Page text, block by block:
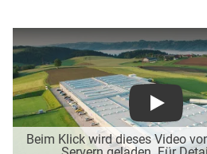
Beim Klick wird dieses Video
Play